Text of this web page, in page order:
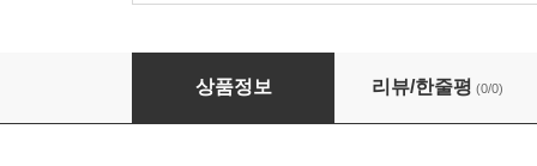
Oldie but Goodie (올디 벗 구디) - Oldie but
상품정보 리뷰/한줄평 (0/0)